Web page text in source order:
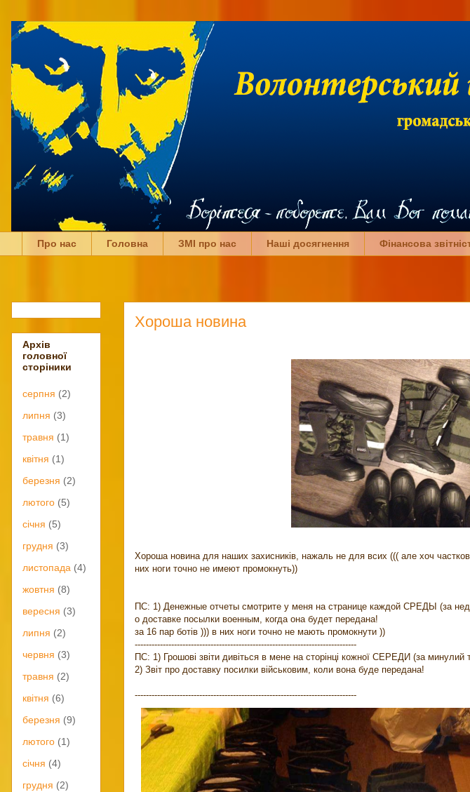
Про нас Головна ЗМІ про нас Наші досягнення Фінансова
Хороша новина
Хороша новина для наших захисників, нажаль не для всих ((( але хоч
них ноги точно не имеют промокнуть))
ПС: 1) Денежные отчеты смотрите у меня на странице каждой СРЕДЫ (за
о доставке посылки военным, когда она будет передана!
за 16 пар ботів ))) в них ноги точно не мають промокнути ))
-------------------------------------------------------------------------------
ПС: 1) Грошові звіти дивіться в мене на сторінці кожної СЕРЕДИ (за
2) Звіт про доставку посилки військовим, коли вона буде передана!
-------------------------------------------------------------------------------
Архів
головної
сторіники
серпня (2)
липня (3)
травня (1)
квітня (1)
березня (2)
лютого (5)
січня (5)
грудня (3)
листопада (4)
жовтня (8)
вересня (3)
липня (2)
червня (3)
травня (2)
квітня (6)
березня (9)
лютого (1)
січня (4)
грудня (2)